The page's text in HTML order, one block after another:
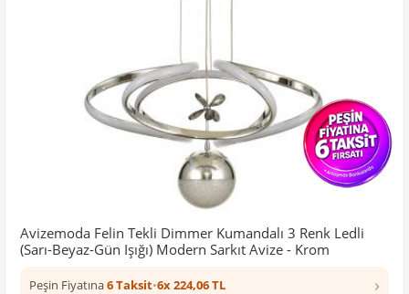
Avizemoda Felin Tekli Dimmer Kumandalı 3 Renk Ledli
(Sarı-Beyaz-Gün Işığı) Modern Sarkıt Avize - Krom
Peşin Fiyatına6 Taksit•6x 224,06 TL ›